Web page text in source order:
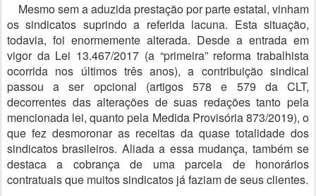
Mesmo sem a aduzida prestação por parte estatal, vinham
os sindicatos suprindo a referida lacuna. Esta situação,
todavia, foi enormemente alterada. Desde a entrada em
vigor da Lei 13.467/2017 (a “primeira” reforma trabalhista
ocorrida nos últimos três anos), a contribuição sindical
passou a ser opcional (artigos 578 e 579 da CLT,
decorrentes das alterações de suas redações tanto pela
mencionada lei, quanto pela Medida Provisória 873/2019), o
que fez desmoronar as receitas da quase totalidade dos
sindicatos brasileiros. Aliada a essa mudança, também se
destaca a cobrança de uma parcela de honorários
contratuais que muitos sindicatos já faziam de seus clientes.